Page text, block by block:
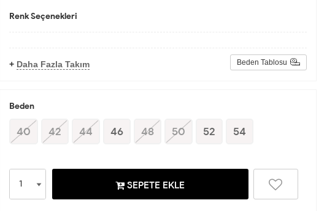
Renk Seçenekleri
+ Daha Fazla Takım Beden Tablosu
Beden
40 42 44 46 48 50 52 54
SEPETE EKLE